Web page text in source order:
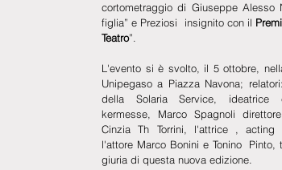
cortometraggio di Giuseppe Alesso
figlia” e Preziosi  insignito con il
Teatro”.
L'evento si è svolto, il 5 ottobre,
Unipegaso a Piazza Navona;
della Solaria Service, ideatrice
kermesse, Marco Spagnoli
Cinzia Th Torrini, l'attrice , acting
l'attore Marco Bonini e Tonino
giuria di questa nuova edizione.